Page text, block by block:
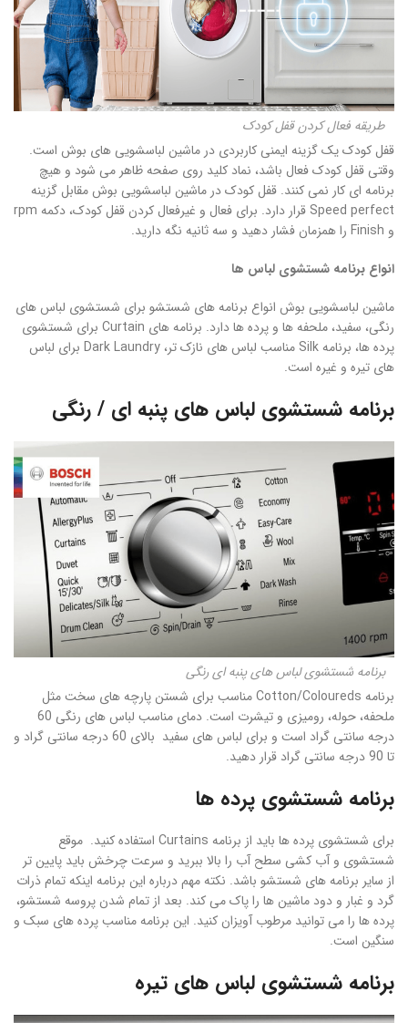
طریقه فعال کردن قفل کودک
قفل کودک یک گزینه ایمنی کاربردی در ماشین لباسشویی های بوش است.
وقتی قفل کودک فعال باشد، نماد کلید روی صفحه ظاهر می شود و هیچ
برنامه ای کار نمی کنند. قفل کودک در ماشین لباسشویی بوش مقابل گزینه
Speed perfect قرار دارد. برای فعال و غیرفعال کردن قفل کودک، دکمه rpm
و Finish را همزمان فشار دهید و سه ثانیه نگه دارید.
انواع برنامه شستشوی لباس ها
ماشین لباسشویی بوش انواع برنامه های شستشو برای شستشوی لباس های
رنگی، سفید، ملحفه ها و پرده ها دارد. برنامه های Curtain برای شستشوی
پرده ها، برنامه Silk مناسب لباس های نازک تر، Dark Laundry برای لباس
های تیره و غیره است.
برنامه شستشوی لباس های پنبه ای / رنگی
برنامه شستشوی لباس های پنبه ای رنگی
برنامه Cotton/Coloureds مناسب برای شستن پارچه های سخت مثل
ملحفه، حوله، رومیزی و تیشرت است. دمای مناسب لباس های رنگی 60
درجه سانتی گراد است و برای لباس های سفید بالای 60 درجه سانتی گراد و
تا 90 درجه سانتی گراد قرار دهید.
برنامه شستشوی پرده ها
برای شستشوی پرده ها باید از برنامه Curtains استفاده کنید. موقع
شستشوی و آب کشی سطح آب را بالا ببرید و سرعت چرخش باید پایین تر
از سایر برنامه های شستشو باشد. نکته مهم درباره این برنامه اینکه تمام ذرات
گرد و غبار و دود ماشین ها را پاک می کند. بعد از تمام شدن پروسه شستشو،
پرده ها را می توانید مرطوب آویزان کنید. این برنامه مناسب پرده های سبک و
سنگین است.
برنامه شستشوی لباس های تیره